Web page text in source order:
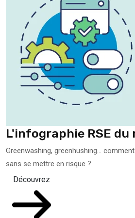
L'infographie RSE du
Greenwashing, greenhushing…
sans se mettre en risque ?
Découvrez